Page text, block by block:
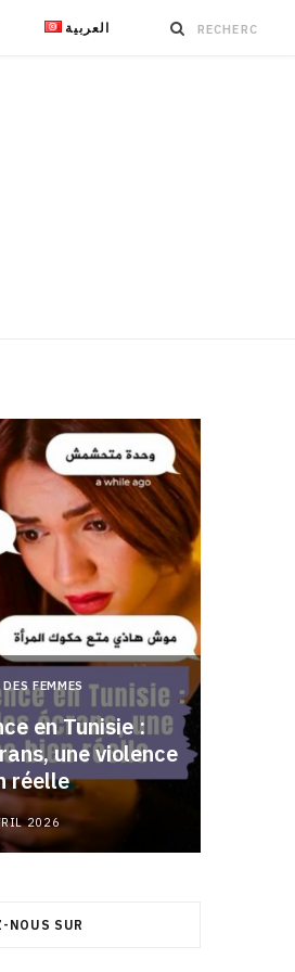
العربية
FEMMES
en Tunisie :
une violence
réelle
2026
NOUS SUR